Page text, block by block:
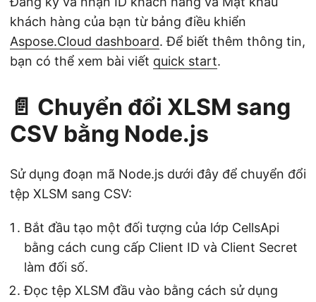
khách hàng của bạn từ bảng điều khiển
Aspose.Cloud dashboard. Để biết thêm thông tin,
bạn có thể xem bài viết quick start.
📄 Chuyển đổi XLSM sang
CSV bằng Node.js
Sử dụng đoạn mã Node.js dưới đây để chuyển đổi
tệp XLSM sang CSV:
Bắt đầu tạo một đối tượng của lớp CellsApi
bằng cách cung cấp Client ID và Client Secret
làm đối số.
Đọc tệp XLSM đầu vào bằng cách sử dụng